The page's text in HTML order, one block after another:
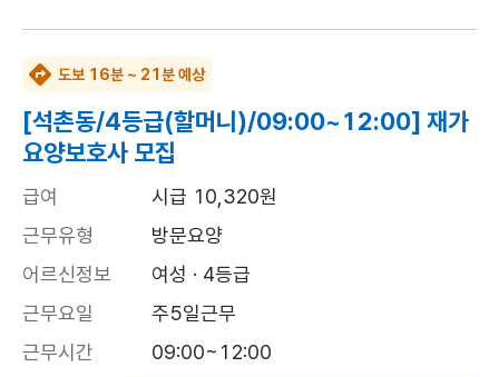
도보 16분 ~ 21분 예상
[석촌동/4등급(할머니)/09:00~12:00] 재가
요양보호사 모집
급여
시급 10,320원
근무유형
방문요양
어르신정보
여성 · 4등급
근무요일
주5일근무
근무시간
09:00~12:00